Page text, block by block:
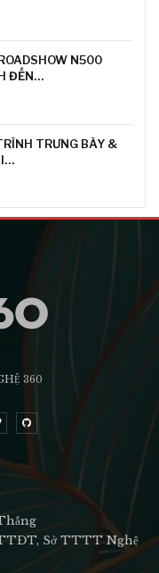
N500
ĐẾN…
TRƯNG BÀY &
360
TTĐT, Sở TTTT Nghệ